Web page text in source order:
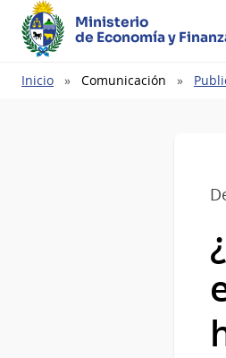
Ministerio
de Economía y
Ruta
Inicio Comunicación